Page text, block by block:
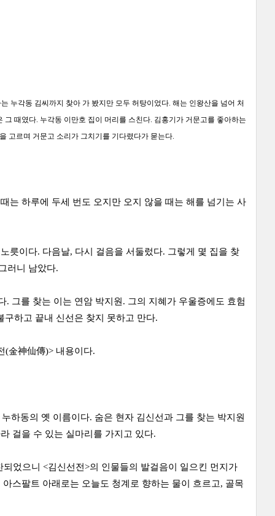
누각동 김씨까지 찾아 가 봤지만 모두 허탕이었다. 해는 인왕산을 넘어 처
때였다. 누각동 이만호 집이 머리를 스친다. 김홍기가 거문고를 좋아하는
고르며 거문고 소리가 그치기를 기다렸다가 묻는다.
는 하루에 두세 번도 오지만 오지 않을 때는 해를 넘기는 사
릇이다. 다음날, 다시 걸음을 서둘렀다. 그렇게 몇 집을 찾
러니 남았다.
그를 찾는 이는 연암 박지원. 그의 지혜가 우울증에도 효험
하고 끝내 신선은 찾지 못하고 만다.
(金神仙傳)> 내용이다.
하동의 옛 이름이다. 숨은 현자 김신선과 그를 찾는 박지원
걸을 수 있는 실마리를 가지고 있다.
었으니 <김신선전>의 인물들의 발걸음이 일으킨 먼지가
스팔트 아래로는 오늘도 청계로 향하는 물이 흐르고, 골목